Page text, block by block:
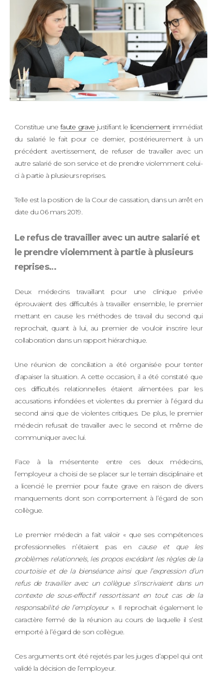
Constitue unefaute grave justifiant le licenciementimmédiat
du salarié le fait pour ce dernier, postérieurement à un
précédent avertissement, de refuser de travailler avec un
autre salarié de son service et de prendre violemment celui-
ci à partie à plusieurs reprises.
Telle est la position de la Cour de cassation, dans un arrêt en
date du 06 mars 2019.
Le refus de travailler avec un autre salarié et
le prendre violemment à partie à plusieurs
reprises…
Deux médecins travaillant pour une clinique privée
éprouvaient des difficultés à travailler ensemble, le premier
mettant en cause les méthodes de travail du second qui
reprochait, quant à lui, au premier de vouloir inscrire leur
collaboration dans un rapport hiérarchique.
Une réunion de conciliation a été organisée pour tenter
d’apaiser la situation. A cette occasion, il a été constaté que
ces difficultés relationnelles étaient alimentées par les
accusations infondées et violentes du premier à l’égard du
second ainsi que de violentes critiques. De plus, le premier
médecin refusait de travailler avec le second et même de
communiquer avec lui.
Face à la mésentente entre ces deux médecins,
l’employeur a choisi de se placer sur le terrain disciplinaire et
a licencié le premier pour faute grave en raison de divers
manquements dont son comportement à l’égard de son
collègue.
Le premier médecin a fait valoir « que ses compétences
professionnelles n’étaient pas en cause et que les
problèmes relationnels, les propos excédant les règles de la
courtoisie et de la bienséance ainsi que l’expression d’un
refus de travailler avec un collègue s’inscrivaient dans un
contexte de sous-effectif ressortissant en tout cas de la
responsabilité de l’employeur ». Il reprochait également le
caractère fermé de la réunion au cours de laquelle il s’est
emporté à l’égard de son collègue.
Ces arguments ont été rejetés par les juges d’appel qui ont
validé la décision de l’employeur.